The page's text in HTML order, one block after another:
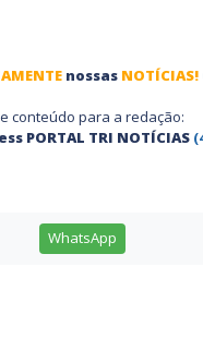
nossas NOTÍCIAS!
conteúdo para a redação:
PORTAL TRI NOTÍCIAS
WhatsApp